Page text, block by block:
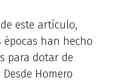
este artículo,
épocas han hecho
para dotar de
Homero